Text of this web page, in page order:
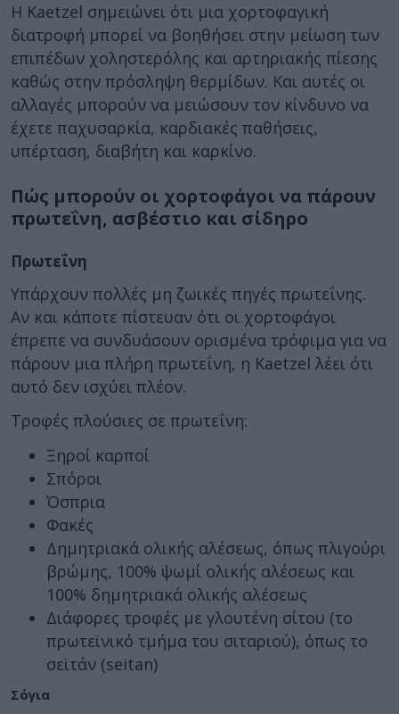
Η Kaetzel σημειώνει ότι μια χορτοφαγική
διατροφή μπορεί να βοηθήσει στην μείωση των
επιπέδων χοληστερόλης και αρτηριακής πίεσης
καθώς στην πρόσληψη θερμίδων. Και αυτές οι
αλλαγές μπορούν να μειώσουν τον κίνδυνο να
έχετε παχυσαρκία, καρδιακές παθήσεις,
υπέρταση, διαβήτη και καρκίνο.
Πώς μπορούν οι χορτοφάγοι να πάρουν
πρωτεΐνη, ασβέστιο και σίδηρο
Πρωτεΐνη
Υπάρχουν πολλές μη ζωικές πηγές πρωτεΐνης.
Αν και κάποτε πίστευαν ότι οι χορτοφάγοι
έπρεπε να συνδυάσουν ορισμένα τρόφιμα για να
πάρουν μια πλήρη πρωτεΐνη, η Kaetzel λέει ότι
αυτό δεν ισχύει πλέον.
Τροφές πλούσιες σε πρωτεΐνη:
Ξηροί καρποί
Σπόροι
Όσπρια
Φακές
Δημητριακά ολικής αλέσεως, όπως πλιγούρι
βρώμης, 100% ψωμί ολικής αλέσεως και
100% δημητριακά ολικής αλέσεως
Διάφορες τροφές με γλουτένη σίτου (το
πρωτεϊνικό τμήμα του σιταριού), όπως το
σεϊτάν (seitan)
Σόγια